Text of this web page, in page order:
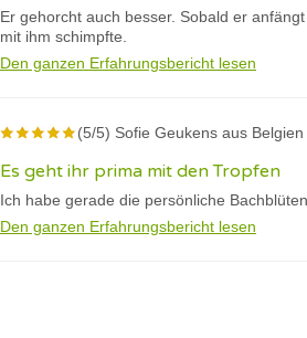
Er gehorcht auch besser. Sobald er
mit ihm schimpfte.
Den ganzen Erfahrungsbericht lesen
(5/5) Sofie Geukens aus Belgien
Es geht ihr prima mit den Tropfen
Ich habe gerade die persönliche
Den ganzen Erfahrungsbericht lesen